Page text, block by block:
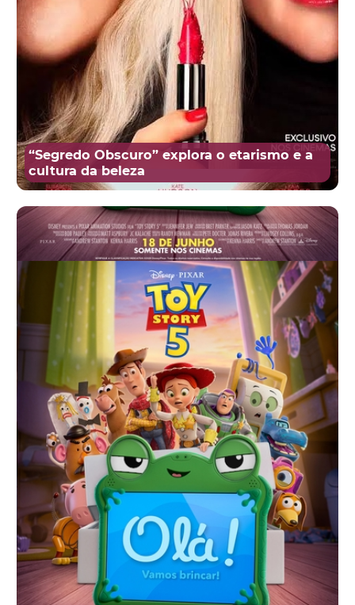
“Segredo Obscuro” explora o etarismo e a
cultura da beleza